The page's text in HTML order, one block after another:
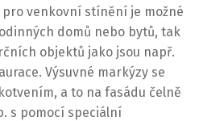
venkovní stínění je možné
domů nebo bytů, tak
objektů jako jsou např.
Výsuvné markýzy se
a to na fasádu čelně
s pomocí speciální